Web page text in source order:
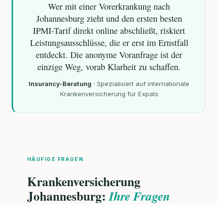
Wer mit einer Vorerkrankung nach
Johannesburg zieht und den ersten besten
IPMI-Tarif direkt online abschließt, riskiert
Leistungsausschlüsse, die er erst im Ernstfall
entdeckt. Die anonyme Voranfrage ist der
einzige Weg, vorab Klarheit zu schaffen.
Insurancy-Beratung · Spezialisiert auf internationale
Krankenversicherung für Expats
HÄUFIGE FRAGEN
Krankenversicherung
Johannesburg:Ihre Fragen